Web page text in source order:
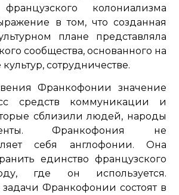
колониализма
в том, что созданная
плане представляла
сообщества, основанного на
сотрудничестве.
Франкофонии значение
средств коммуникации и
сблизили людей, народы
Франкофония не
себя англофонии. Она
единство французского
где он используется.
задачи Франкофонии состоят в